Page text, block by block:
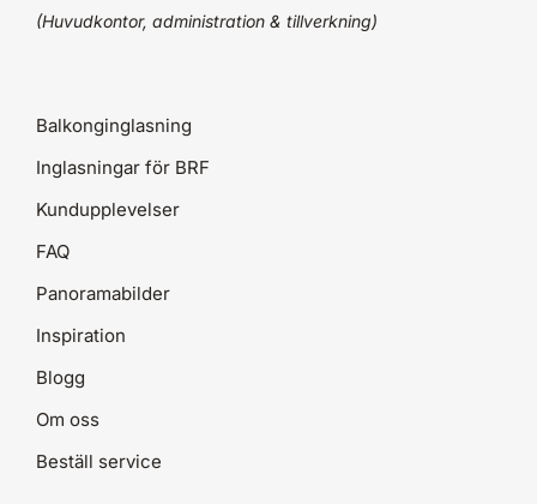
(Huvudkontor, administration & tillverkning)
Balkonginglasning
Inglasningar för BRF
Kundupplevelser
FAQ
Panoramabilder
Inspiration
Blogg
Om oss
Beställ service